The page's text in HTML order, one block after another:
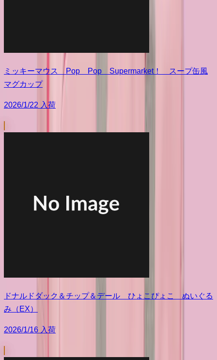
ミッキーマウス Pop Pop Supermarket！ スープ缶風
マグカップ
2026/1/22 入荷
ドナルドダック＆チップ＆デール ひょこぴょこ ぬいぐる
み（EX）
2026/1/16 入荷